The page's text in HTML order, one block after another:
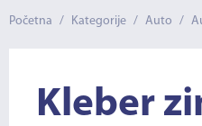
Početna / Kategorije / Auto /
Kleber